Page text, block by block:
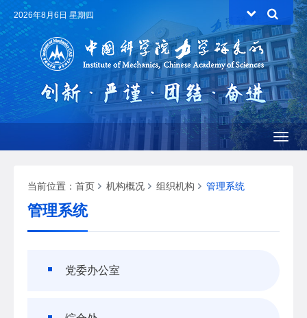
2026年8月6日 星期四
当前位置： 首页 机构概况 组织机构 管理系统
管理系统
党委办公室